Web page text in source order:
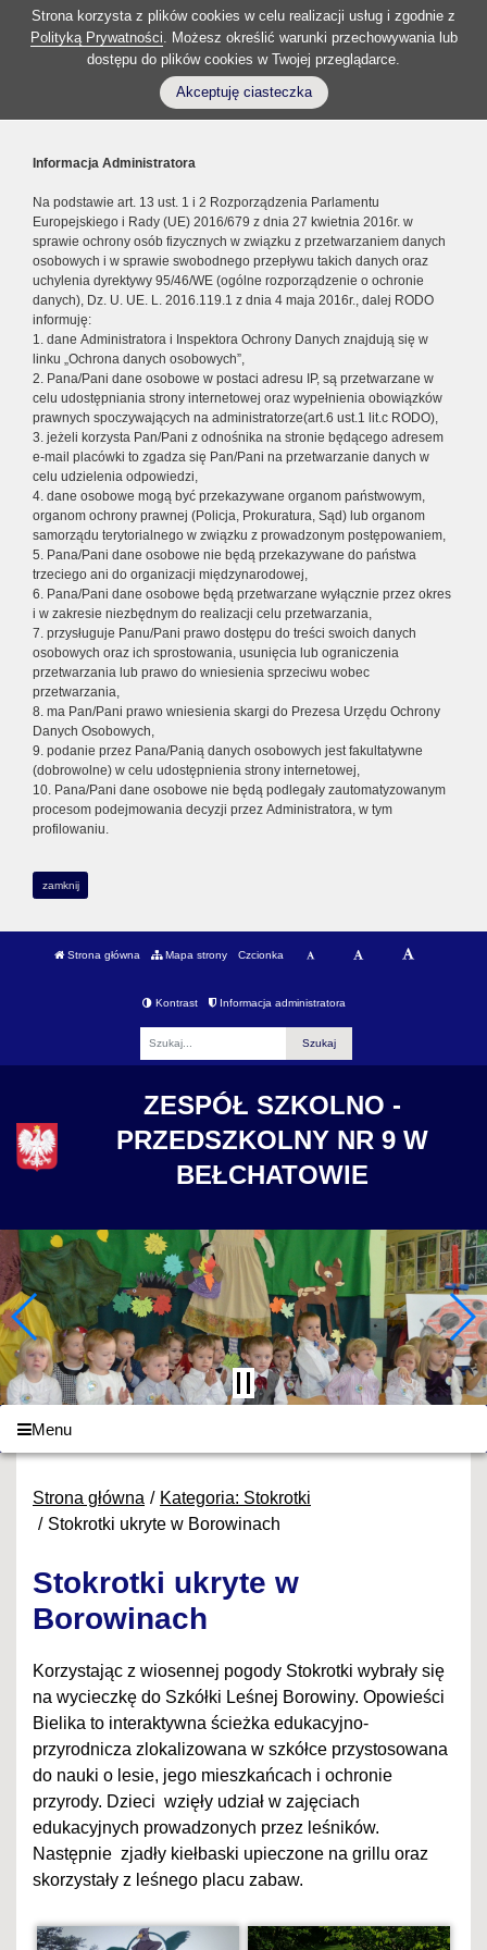
Strona korzysta z plików cookies w celu realizacji usług i zgodnie z
Polityką Prywatności. Możesz określić warunki przechowywania lub
dostępu do plików cookies w Twojej przeglądarce.
Akceptuję ciasteczka
Informacja Administratora
Na podstawie art. 13 ust. 1 i 2 Rozporządzenia Parlamentu
Europejskiego i Rady (UE) 2016/679 z dnia 27 kwietnia 2016r. w
sprawie ochrony osób fizycznych w związku z przetwarzaniem danych
osobowych i w sprawie swobodnego przepływu takich danych oraz
uchylenia dyrektywy 95/46/WE (ogólne rozporządzenie o ochronie
danych), Dz. U. UE. L. 2016.119.1 z dnia 4 maja 2016r., dalej RODO
informuję:
1. dane Administratora i Inspektora Ochrony Danych znajdują się w
linku „Ochrona danych osobowych”,
2. Pana/Pani dane osobowe w postaci adresu IP, są przetwarzane w
celu udostępniania strony internetowej oraz wypełnienia obowiązków
prawnych spoczywających na administratorze(art.6 ust.1 lit.c RODO),
3. jeżeli korzysta Pan/Pani z odnośnika na stronie będącego adresem
e-mail placówki to zgadza się Pan/Pani na przetwarzanie danych w
celu udzielenia odpowiedzi,
4. dane osobowe mogą być przekazywane organom państwowym,
organom ochrony prawnej (Policja, Prokuratura, Sąd) lub organom
samorządu terytorialnego w związku z prowadzonym postępowaniem,
5. Pana/Pani dane osobowe nie będą przekazywane do państwa
trzeciego ani do organizacji międzynarodowej,
6. Pana/Pani dane osobowe będą przetwarzane wyłącznie przez okres
i w zakresie niezbędnym do realizacji celu przetwarzania,
7. przysługuje Panu/Pani prawo dostępu do treści swoich danych
osobowych oraz ich sprostowania, usunięcia lub ograniczenia
przetwarzania lub prawo do wniesienia sprzeciwu wobec
przetwarzania,
8. ma Pan/Pani prawo wniesienia skargi do Prezesa Urzędu Ochrony
Danych Osobowych,
9. podanie przez Pana/Panią danych osobowych jest fakultatywne
(dobrowolne) w celu udostępnienia strony internetowej,
10. Pana/Pani dane osobowe nie będą podlegały zautomatyzowanym
procesom podejmowania decyzji przez Administratora, w tym
profilowaniu.
zamknij
Strona główna Mapa strony Czcionka
Kontrast Informacja administratora
ZESPÓŁ SZKOLNO -
PRZEDSZKOLNY NR 9 W
BEŁCHATOWIE
Menu
Strona główna
Kategoria: Stokrotki
Stokrotki ukryte w Borowinach
Stokrotki ukryte w
Borowinach
Korzystając z wiosennej pogody Stokrotki wybrały się
na wycieczkę do Szkółki Leśnej Borowiny. Opowieści
Bielika to interaktywna ścieżka edukacyjno-
przyrodnicza zlokalizowana w szkółce przystosowana
do nauki o lesie, jego mieszkańcach i ochronie
przyrody. Dzieci wzięły udział w zajęciach
edukacyjnych prowadzonych przez leśników.
Następnie zjadły kiełbaski upieczone na grillu oraz
skorzystały z leśnego placu zabaw.